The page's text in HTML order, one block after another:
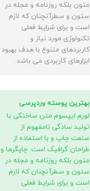
متون بلکه روزنامه و مجله در
ستون و سطرآنچنان که لازم
است و برای شرایط فعلی
تکنولوژی مورد نیاز و
کاربردهای متنوع با هدف بهبود
ابزارهای کاربردی می باشد.
بهترین پوسته وردپرسی
لورم ایپسوم متن ساختگی با
تولید سادگی نامفهوم از
صنعت چاپ و با استفاده از
طراحان گرافیک است. چاپگرها و
متون بلکه روزنامه و مجله در
ستون و سطرآنچنان که لازم
است و برای شرایط فعلی